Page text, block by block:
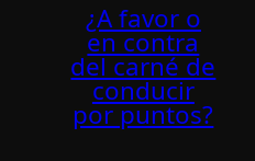
¿A favor o
en contra
del carné de
conducir
por puntos?